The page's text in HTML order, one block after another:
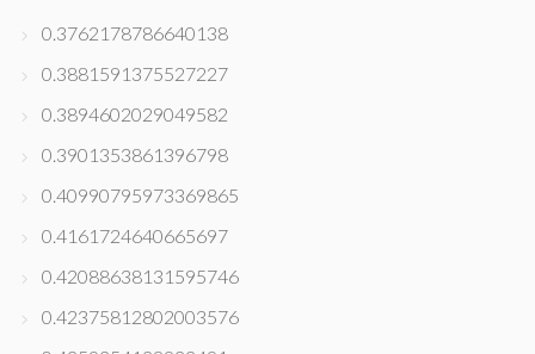
0.3762178786640138
0.3881591375527227
0.3894602029049582
0.3901353861396798
0.40990795973369865
0.4161724640665697
0.42088638131595746
0.42375812802003576